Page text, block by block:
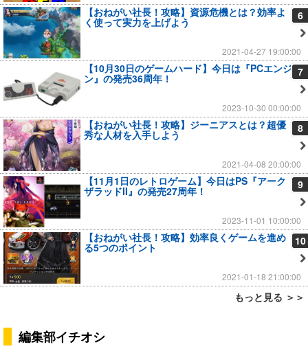
6
【おねがい社長！攻略】資源危機とは？効率よ
く使って実力を上げよう
2021-04-27 19:00:00
7
【10月30日のゲームハード】今日は『PCエンジ
ン』の発売36周年！
2023-10-30 00:00:00
8
【おねがい社長！攻略】ジーニアスとは？超優
秀な人材を入手しよう
2021-04-08 20:00:00
9
【11月1日のレトロゲーム】今日はPS『アーク
ザラッドII』の発売27周年！
2023-11-01 10:00:00
10
【おねがい社長！攻略】効率良くゲームを進め
る5つのポイント
2021-01-18 21:00:00
もっと見る ＞＞
編集部イチオシ